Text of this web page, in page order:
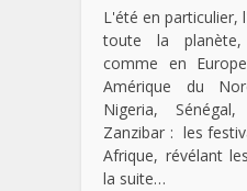
L'été en particulier,
toute la
comme en
Amérique du
Nigeria,
Zanzibar : les
Afrique, révélant
la suite…